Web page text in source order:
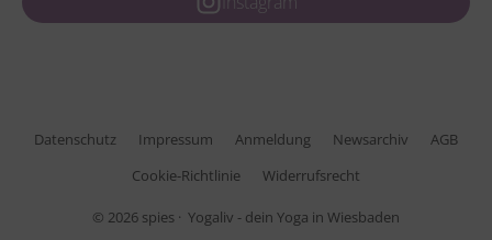
Datenschutz Impressum Anmeldung Newsarchiv
AGB
Cookie-Richtlinie
Widerrufsrecht
© 2026 spies · Yogaliv - dein Yoga in Wiesbaden